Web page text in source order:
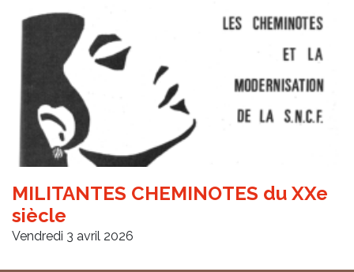
MILITANTES CHEMINOTES du XXe
siècle
Vendredi 3 avril 2026